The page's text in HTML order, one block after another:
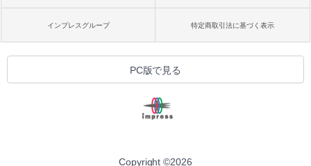
インプレスグループ 特定商取引法に基づく表示
PC版で見る
Copyright ©2026